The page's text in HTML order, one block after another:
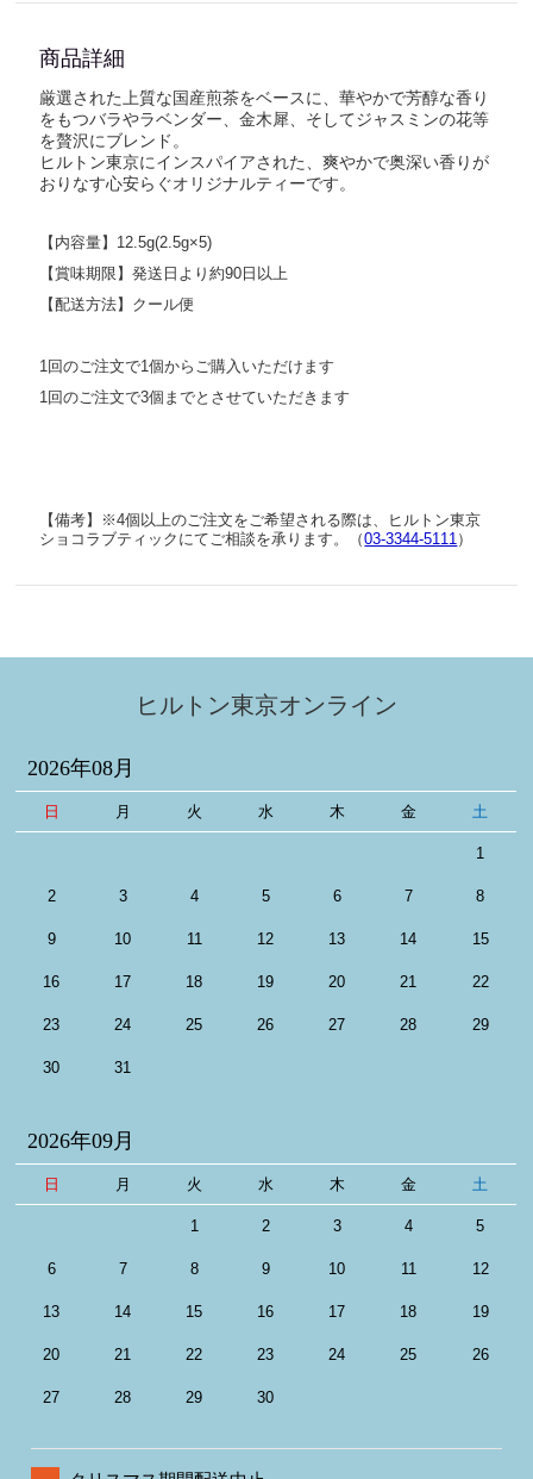
商品詳細
厳選された上質な国産煎茶をベースに、華やかで芳醇な香り
をもつバラやラベンダー、金木犀、そしてジャスミンの花等
を贅沢にブレンド。
ヒルトン東京にインスパイアされた、爽やかで奥深い香りが
おりなす心安らぐオリジナルティーです。
【内容量】12.5g(2.5g×5)
【賞味期限】発送日より約90日以上
【配送方法】クール便
1回のご注文で1個からご購入いただけます
1回のご注文で3個までとさせていただきます
【備考】※4個以上のご注文をご希望される際は、ヒルトン東京
ショコラブティックにてご相談を承ります。（03-3344-5111）
ヒルトン東京オンライン
2026年08月
日 月 火 水 木 金 土
1
2 3 4 5 6 7 8
9 10 11 12 13 14 15
16 17 18 19 20 21 22
23 24 25 26 27 28 29
30 31
2026年09月
日 月 火 水 木 金 土
1 2 3 4 5
6 7 8 9 10 11 12
13 14 15 16 17 18 19
20 21 22 23 24 25 26
27 28 29 30